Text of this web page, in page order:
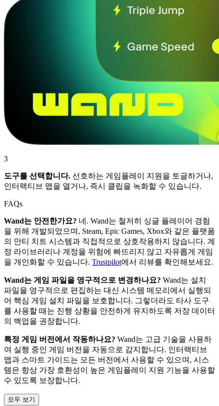
3
도구를 선택합니다. 선호하는 게임플레이 지원을 토글하거나,
인터랙티브 맵을 열거나, 즉시 클립을 녹화할 수 있습니다.
FAQs
Wand는 안전한가요? 네. Wand는 철저히 싱글 플레이어 경험
을 위해 개발되었으며, Steam, Epic Games, Xbox와 같은 플랫폼
의 안티 치트 시스템과 직접적으로 상호작용하지 않습니다. 계
정 라이브러리나 계정을 위험에 빠뜨리지 않고 자유롭게 게임
을 개인화할 수 있습니다. Trustpilot에서 리뷰를 확인해보세요.
Wand는 게임 파일을 영구적으로 변경하나요? Wand는 설치
파일을 영구적으로 편집하는 대신 시스템 메모리에서 실행되
어 핵심 게임 설치 파일을 보호합니다. 그렇더라도 타사 도구
를 사용할 때는 진행 상황을 안전하게 유지하도록 저장 데이터
의 백업을 권장합니다.
특정 게임 버전에서 작동하나요? Wand는 고급 기술을 사용하
여 실행 중인 게임 버전을 자동으로 감지합니다. 인터랙티브
맵과 스마트 가이드는 모든 버전에서 사용할 수 있으며, 시스
템은 항상 가장 호환성이 높은 게임플레이 지원 기능을 사용할
수 있도록 보장합니다.
모두 보기